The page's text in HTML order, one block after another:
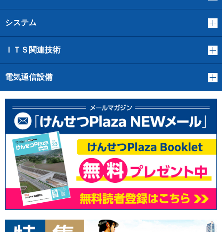
システム
ＩＴＳ関連技術
電気通信設備